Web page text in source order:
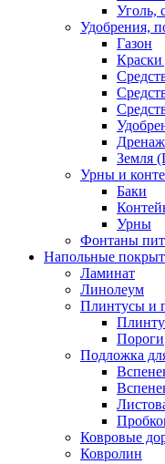
Уголь,
Удобрения,
Газон
Краски
Дренаж
Земля
Урны и
Баки
Урны
Фонтаны
Напольные
Ламинат
Линолеум
Плинтусы и
Пороги
Подложка
Ковровые
Ковролин